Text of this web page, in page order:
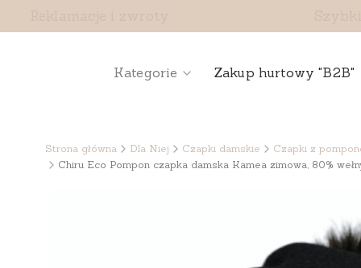
Kategorie Zakup hurtowy "B2B"
Strona główna Dla Niej Czapki damskie Czapki z
Chiru Eco Pompon czapka damska Kamea zimowa, 80%